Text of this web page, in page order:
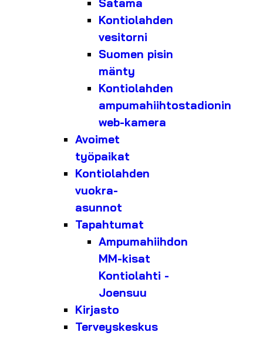
Satama
Kontiolahden
vesitorni
Suomen pisin
mänty
Kontiolahden
ampumahiihtostadionin
web-kamera
Avoimet
työpaikat
Kontiolahden
vuokra-
asunnot
Tapahtumat
Ampumahiihdon
MM-kisat
Kontiolahti -
Joensuu
Kirjasto
Terveyskeskus